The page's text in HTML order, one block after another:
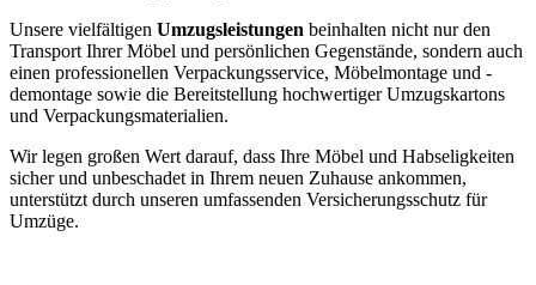
Unsere vielfältigen Umzugsleistungen beinhalten nicht nur den
Transport Ihrer Möbel und persönlichen Gegenstände, sondern auch
einen professionellen Verpackungsservice, Möbelmontage und -
demontage sowie die Bereitstellung hochwertiger Umzugskartons
und Verpackungsmaterialien.
Wir legen großen Wert darauf, dass Ihre Möbel und Habseligkeiten
sicher und unbeschadet in Ihrem neuen Zuhause ankommen,
unterstützt durch unseren umfassenden Versicherungsschutz für
Umzüge.